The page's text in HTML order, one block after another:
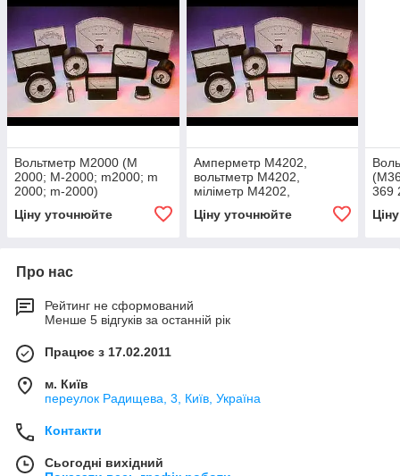
Вольтметр М2000 (М
2000; М-2000; m2000; m
2000; m-2000)
Ціну уточнюйте
Амперметр M4202,
вольтметр M4202,
міліметр M4202,
кіловольтметр M4202
Ціну уточнюйте
369
m-
Про нас
Рейтинг не сформований
Менше 5 відгуків за останній рік
Працює з 17.02.2011
м. Київ
переулок Радищева, 3, Київ, Україна
Контакти
Сьогодні вихідний